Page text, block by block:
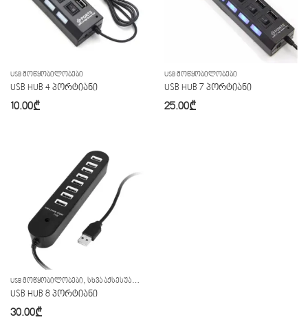
USB ᲛᲝᲬᲧᲝᲑᲘᲚᲝᲑᲔᲑᲘ
USB HUB 4 პორტიანი
10.00₾
USB ᲛᲝᲬᲧᲝᲑᲘᲚᲝᲑᲔᲑᲘ
USB HUB 7 პორტიანი
25.00₾
USB ᲛᲝᲬᲧᲝᲑᲘᲚᲝᲑᲔᲑᲘ, ᲡᲮᲕᲐ ᲐᲥᲡᲔᲡᲣᲐᲠᲔᲑᲘ
USB HUB 8 პორტიანი
30.00₾